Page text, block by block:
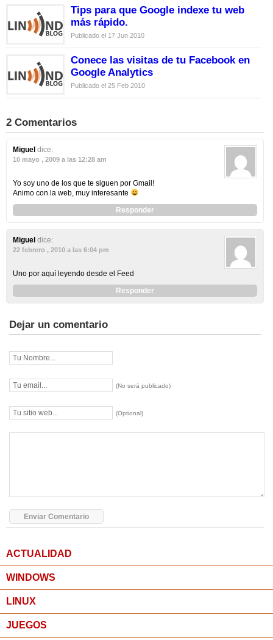
Tips para que Google indexe tu web
más rápido.
Publicado el 17 Jun 2010
Conece las visitas de tu Facebook en
Google Analytics
Publicado el 25 Feb 2010
2 Comentarios
Miguel dice:
10 mayo , 2009 a las 12:28 am
Yo soy uno de los que te siguen por Gmail!
Animo con la web, muy interesante
Responder
Miguel dice:
22 febrero , 2010 a las 6:04 pm
Uno por aquí leyendo desde el Feed
Responder
Dejar un comentario
(No será publicado)
(Optional)
ACTUALIDAD
WINDOWS
LINUX
JUEGOS